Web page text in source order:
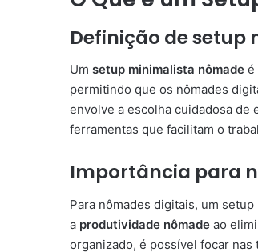
Definição de
Um setup minimalista nômade é
permitindo que os nômades
envolve a escolha cuidadosa de
ferramentas que facilitam o
Importância para
Para nômades digitais, um
a produtividade nômade ao
organizado, é possível focar